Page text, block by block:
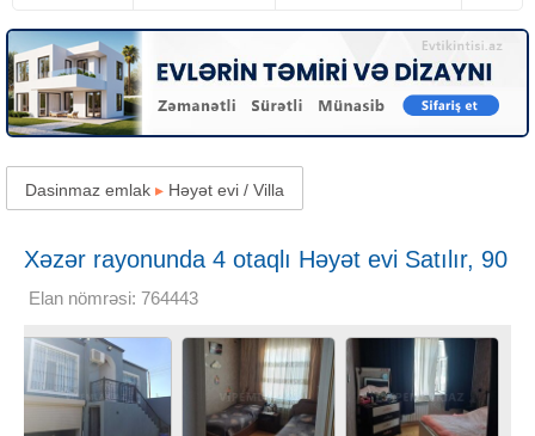
Dasinmaz emlak ▸ Həyət evi / Villa
Xəzər rayonunda 4 otaqlı Həyət evi Satılır, 90
m²
Elan nömrəsi: 764443